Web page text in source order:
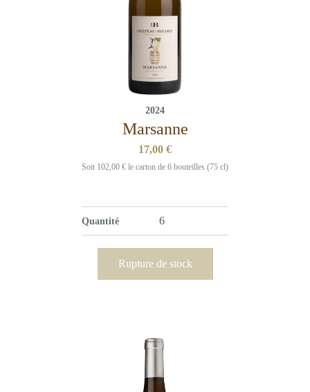
2024
Marsanne
17,00 €
Soit 102,00 € le carton de 6 bouteilles (75 cl)
Quantité
Rupture de stock